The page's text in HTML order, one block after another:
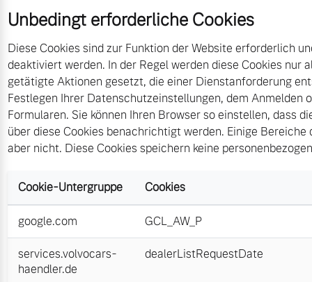
Die Neuwagenalternative
Mehr erfahren
Editionsmodelle
Jetzt kennenlernen
Entdecken Sie unsere
saisonalen Angebote.
Mehr erfahren
Finanzierung & Leasing
Versicherung
Unbedingt erforderliche Cookies
Diese Cookies sind zur Funktion der Website erforderlich
deaktiviert werden. In der Regel werden diese Cookies nur
getätigte Aktionen gesetzt, die einer Dienstanforderung
Festlegen Ihrer Datenschutzeinstellungen, dem Anmelden
Formularen. Sie können Ihren Browser so einstellen, dass
über diese Cookies benachrichtigt werden. Einige
aber nicht. Diese Cookies speichern keine
Cookie-Untergruppe Cookies
google.com GCL_AW_P
services.volvocars-
haendler.de
dealerListRequestDate